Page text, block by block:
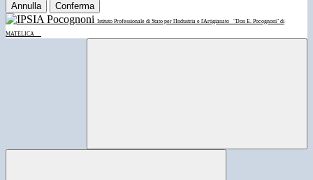
Annulla Conferma
Istituto Professionale di Stato per l'Industria e l'Artigianato
"Don E. Pocognoni" di
MATELICA